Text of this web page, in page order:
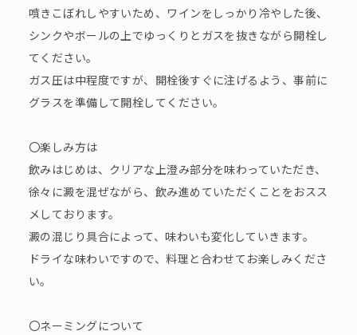
噴きこぼれしやすいため、ワインをしっかり冷やした後、
シンクやボールの上でゆっくりとガスを抜きながら開栓し
てください。
ガス圧は中程度ですが、開栓後すぐに注げるよう、事前に
グラスを準備して開栓してください。
〇楽しみ方は
飲みはじめは、クリアな上澄み部分を味わっていただき、
徐々に澱を混ぜながら、飲み進めていただくことをおスス
メしております。
澱の混じり具合によって、味わいも変化していきます。
ドライな味わいですので、料理と合わせてお楽しみくださ
い。
〇ネーミングについて